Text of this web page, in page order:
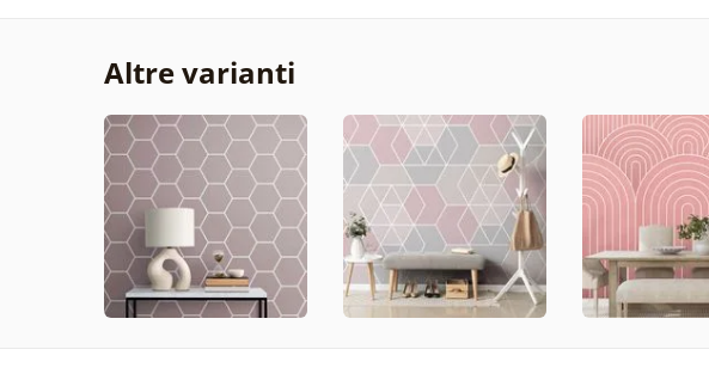
Altre varianti